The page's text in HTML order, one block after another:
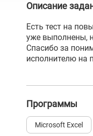
Описание
Есть тест на
уже выполнены,
Спасибо за
исполнителю на
Программы
Microsoft Excel